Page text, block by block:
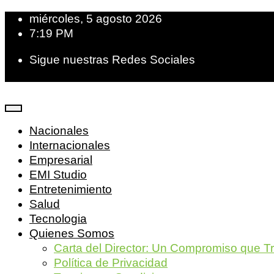
miércoles, 5 agosto 2026
7:19 PM
Sigue nuestras Redes Sociales
Nacionales
Internacionales
Empresarial
EMI Studio
Entretenimiento
Salud
Tecnologia
Quienes Somos
Carta del Director: Un Compromiso que
Política de Privacidad